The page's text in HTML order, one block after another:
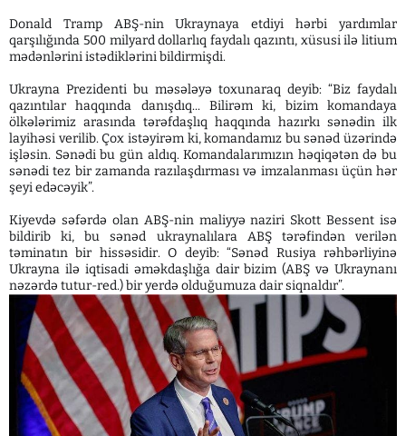
Donald Tramp ABŞ-nin Ukraynaya etdiyi hərbi yardımlar
qarşılığında 500 milyard dollarlıq faydalı qazıntı, xüsusi ilə litium
mədənlərini istədiklərini bildirmişdi.
Ukrayna Prezidenti bu məsələyə toxunaraq deyib: “Biz faydalı
qazıntılar haqqında danışdıq... Bilirəm ki, bizim komandaya
ölkələrimiz arasında tərəfdaşlıq haqqında hazırkı sənədin ilk
layihəsi verilib. Çox istəyirəm ki, komandamız bu sənəd üzərində
işləsin. Sənədi bu gün aldıq. Komandalarımızın həqiqətən də bu
sənədi tez bir zamanda razılaşdırması və imzalanması üçün hər
şeyi edəcəyik”.
Kiyevdə səfərdə olan ABŞ-nin maliyyə naziri Skott Bessent isə
bildirib ki, bu sənəd ukraynalılara ABŞ tərəfindən verilən
təminatın bir hissəsidir. O deyib: “Sənəd Rusiya rəhbərliyinə
Ukrayna ilə iqtisadi əməkdaşlığa dair bizim (ABŞ və Ukraynanı
nəzərdə tutur-red.) bir yerdə olduğumuza dair siqnaldır”.